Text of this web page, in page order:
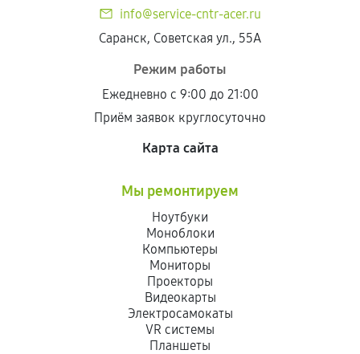
info@service-cntr-acer.ru
Саранск, Советская ул., 55А
Режим работы
Ежедневно с 9:00 до 21:00
Приём заявок круглосуточно
Карта сайта
Мы ремонтируем
Ноутбуки
Моноблоки
Компьютеры
Мониторы
Проекторы
Видеокарты
Электросамокаты
VR системы
Планшеты